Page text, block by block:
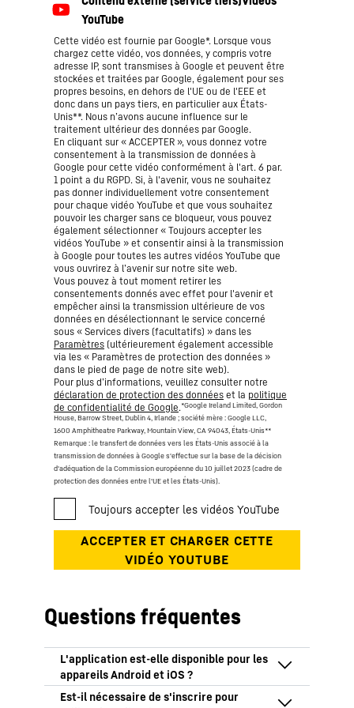
Cette vidéo est fournie par Google*. Lorsque vous
chargez cette vidéo, vos données, y compris votre
adresse IP, sont transmises à Google et peuvent être
stockées et traitées par Google, également pour ses
propres besoins, en dehors de l'UE ou de l'EEE et
donc dans un pays tiers, en particulier aux États-
Unis**. Nous n’avons aucune influence sur le
traitement ultérieur des données par Google.
En cliquant sur « ACCEPTER », vous donnez votre
consentement à la transmission de données à
Google pour cette vidéo conformément à l'art. 6 par.
1 point a du RGPD. Si, à l'avenir, vous ne souhaitez
pas donner individuellement votre consentement
pour chaque vidéo YouTube et que vous souhaitez
pouvoir les charger sans ce bloqueur, vous pouvez
également sélectionner « Toujours accepter les
vidéos YouTube » et consentir ainsi à la transmission
à Google pour toutes les autres vidéos YouTube que
vous ouvrirez à l’avenir sur notre site web.
Vous pouvez à tout moment retirer les
consentements donnés avec effet pour l'avenir et
empêcher ainsi la transmission ultérieure de vos
données en désélectionnant le service concerné
sous « Services divers (facultatifs) » dans les
Paramètres (ultérieurement également accessible
via les « Paramètres de protection des données »
dans le pied de page de notre site web).
Pour plus d’informations, veuillez consulter notre
déclaration de protection des données et la politique
de confidentialité de Google.*Google Ireland Limited, Gordon
House, Barrow Street, Dublin 4, Irlande ; société mère : Google LLC,
1600 Amphitheatre Parkway, Mountain View, CA 94043, États-Unis**
Remarque : le transfert de données vers les États-Unis associé à la
transmission de données à Google s'effectue sur la base de la décision
d'adéquation de la Commission européenne du 10 juillet 2023 (cadre de
protection des données entre l'UE et les États-Unis).
Questions fréquentes
L'application MyGuide for Earthmoving est